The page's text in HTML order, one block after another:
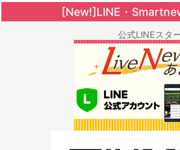
[New!]LINE・
公式LINEスタ